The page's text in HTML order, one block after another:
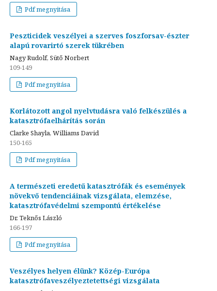
Pdf megnyitása
Peszticidek veszélyei a szerves foszforsav-észter
alapú rovarirtó szerek tükrében
Nagy Rudolf, Sütő Norbert
109-149
Pdf megnyitása
Korlátozott angol nyelvtudásra való felkészülés a
katasztrófaelhárítás során
Clarke Shayla, Williams David
150-165
Pdf megnyitása
A természeti eredetű katasztrófák és események
növekvő tendenciáinak vizsgálata, elemzése,
katasztrófavédelmi szempontú értékelése
Dr. Teknős László
166-197
Pdf megnyitása
Veszélyes helyen élünk? Közép-Európa
katasztrófaveszélyeztetettségi vizsgálata